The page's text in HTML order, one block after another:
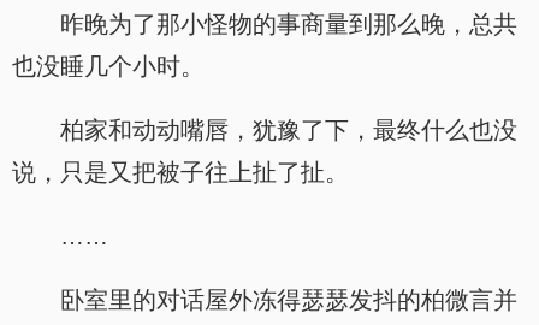
昨晚为了那小怪物的事商量到那么晚，总共
也没睡几个小时。
柏家和动动嘴唇，犹豫了下，最终什么也没
说，只是又把被子往上扯了扯。
……
卧室里的对话屋外冻得瑟瑟发抖的柏微言并